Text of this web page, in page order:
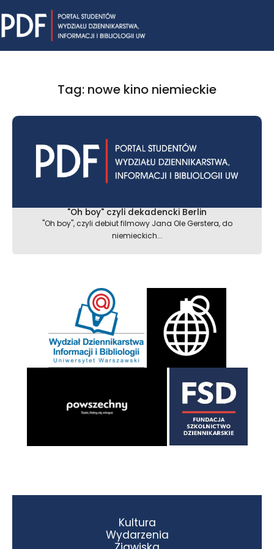
to
content
Tag: nowe kino niemieckie
"Oh boy" czyli dekadencki Berlin
"Oh boy", czyli debiut filmowy Jana Ole Gerstera, do
niemieckich...
Kultura
Wydarzenia